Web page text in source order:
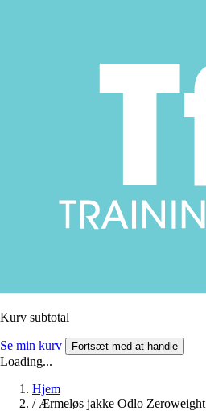
Kurv subtotal
Se min kurv Fortsæt med at handle
Loading...
Hjem
/ Ærmeløs jakke Odlo Zeroweight